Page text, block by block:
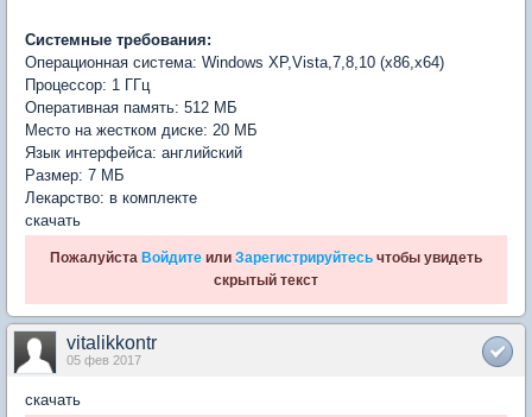
Системные требования:
Операционная система: Windows XP,Vista,7,8,10 (x86,x64)
Процессор: 1 ГГц
Оперативная память: 512 МБ
Место на жестком диске: 20 МБ
Язык интерфейса: английский
Размер: 7 МБ
Лекарство: в комплекте
скачать
Пожалуйста Войдите или Зарегистрируйтесь чтобы увидеть
скрытый текст
vitalikkontr
05 фев 2017
скачать